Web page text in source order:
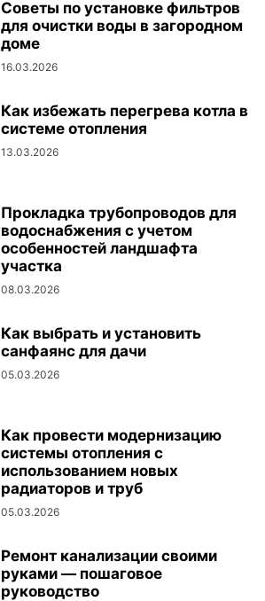
Советы по установке фильтров
для очистки воды в загородном
доме
16.03.2026
Как избежать перегрева котла в
системе отопления
13.03.2026
Прокладка трубопроводов для
водоснабжения с учетом
особенностей ландшафта
участка
08.03.2026
Как выбрать и установить
санфаянс для дачи
05.03.2026
Как провести модернизацию
системы отопления с
использованием новых
радиаторов и труб
05.03.2026
Ремонт канализации своими
руками — пошаговое
руководство